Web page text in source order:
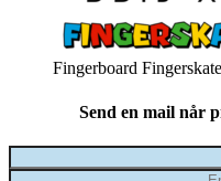
Fingerboard
Send en mail når